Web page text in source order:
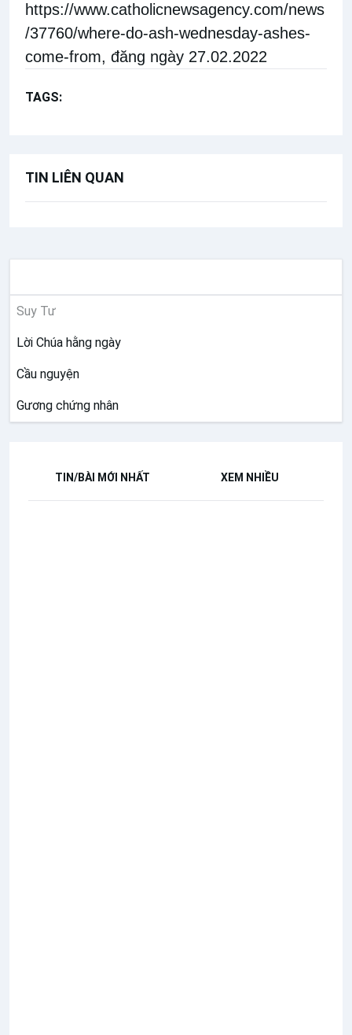
https://www.catholicnewsagency.com/news
/37760/where-do-ash-wednesday-ashes-
come-from, đăng ngày 27.02.2022
TAGS:
TIN LIÊN QUAN
Suy Tư
Lời Chúa hằng ngày
Cầu nguyện
Gương chứng nhân
TIN/BÀI MỚI NHẤT XEM NHIỀU